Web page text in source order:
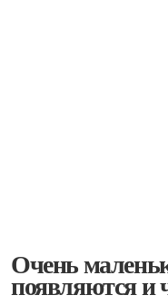
Очень
появляются и